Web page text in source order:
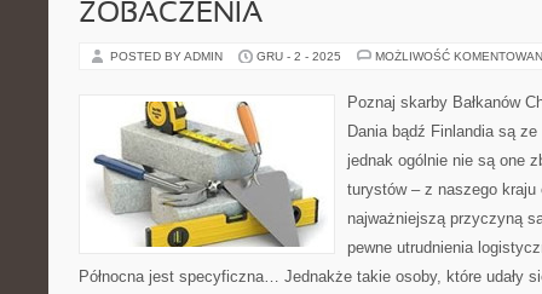
ZOBACZENIA
POSTED BY ADMIN GRU - 2 - 2025 MOŻLIWOŚĆ
Poznaj skarby Bałkanów
Dania bądź Finlandia są
jednak ogólnie nie są one
turystów – z naszego
najważniejszą przyczyną
pewne utrudnienia
Północna jest specyficzna… Jednakże takie osoby, które udały